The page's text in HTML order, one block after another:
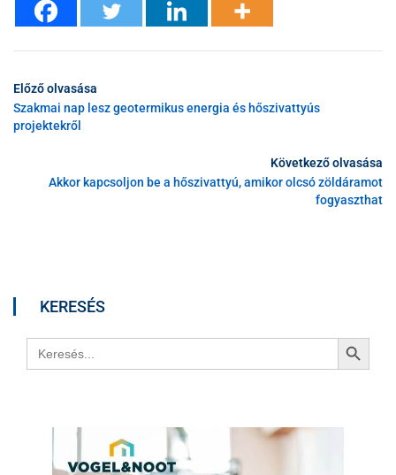
Előző olvasása
Szakmai nap lesz geotermikus energia és hőszivattyús
projektekről
Következő olvasása
Akkor kapcsoljon be a hőszivattyú, amikor olcsó zöldáramot
fogyaszthat
KERESÉS
Search
for:
Search Button